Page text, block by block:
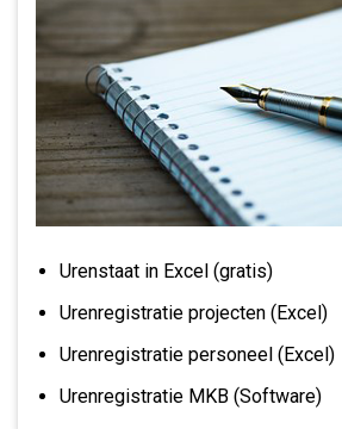
Urenstaat in Excel (gratis)
Urenregistratie projecten (Excel)
Urenregistratie personeel (Excel)
Urenregistratie MKB (Software)